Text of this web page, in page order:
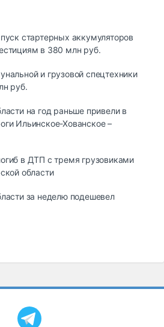
стартерных аккумуляторов
в 380 млн руб.
и грузовой спецтехники
руб.
на год раньше привели в
Ильинское-Хованское –
в ДТП с тремя грузовиками
области
за неделю подешевел